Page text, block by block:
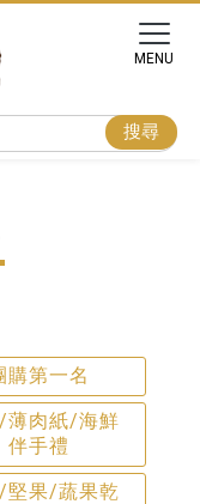
購第一名
薄肉紙/海鮮
伴手禮
堅果/蔬果乾